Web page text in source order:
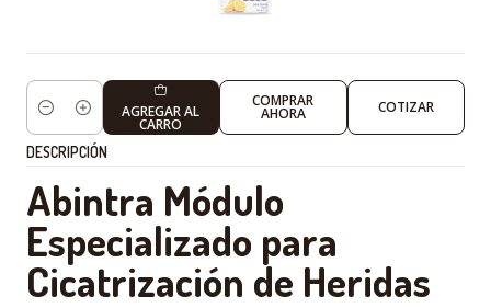
Cantidad AGREGAR AL
CARRO
COMPRAR
AHORA COTIZAR
DESCRIPCIÓN
Abintra Módulo
Especializado para
Cicatrización de Heridas